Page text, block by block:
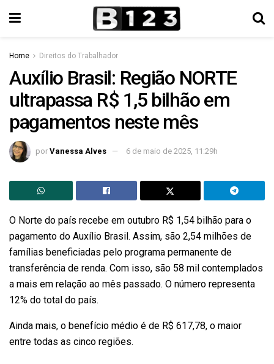
Home Direitos do Trabalhador
Auxílio Brasil: Região NORTE
ultrapassa R$ 1,5 bilhão em
pagamentos neste mês
por Vanessa Alves 6 de maio de 2025, 11:29h
O Norte do país recebe em outubro R$ 1,54 bilhão para o
pagamento do Auxílio Brasil. Assim, são 2,54 milhões de
famílias beneficiadas pelo programa permanente de
transferência de renda. Com isso, são 58 mil contemplados
a mais em relação ao mês passado. O número representa
12% do total do país.
Ainda mais, o benefício médio é de R$ 617,78, o maior
entre todas as cinco regiões.